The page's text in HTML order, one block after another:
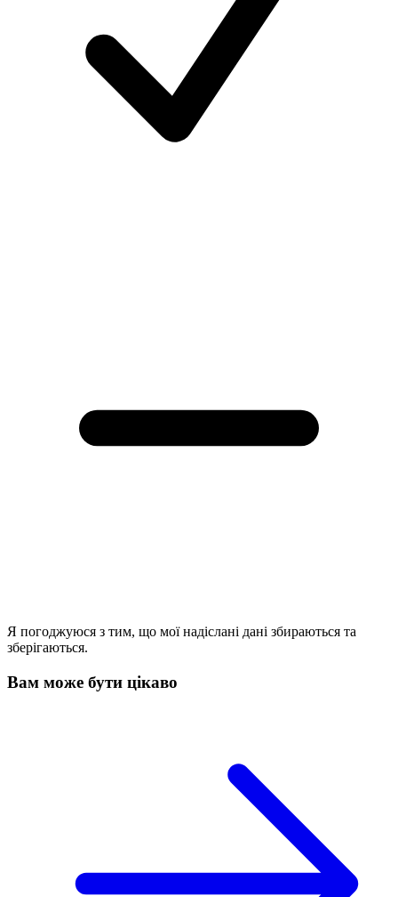
Я погоджуюся з тим, що мої надіслані дані збираються та
зберігаються.
Вам може бути цікаво